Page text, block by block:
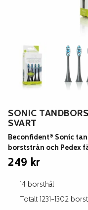
SONIC
SVART
Beconfident® Sonic
borststrån och Pedex
249 kr
14 borsthål
Totalt 1231-1302